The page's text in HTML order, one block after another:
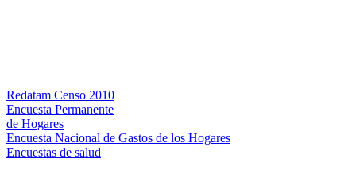
Redatam Censo 2010
Encuesta Permanente
de Hogares
Encuesta Nacional de Gastos de los Hogares
Encuestas de salud